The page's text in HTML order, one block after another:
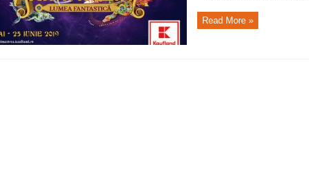
Read More »